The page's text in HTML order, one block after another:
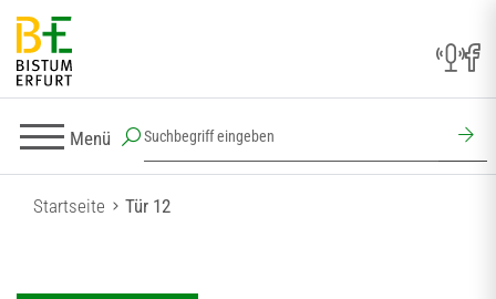
Menü
Startseite Tür 12